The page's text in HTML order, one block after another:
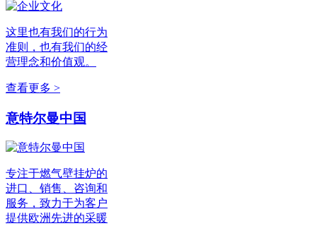
这里也有我们的行为
准则，也有我们的经
营理念和价值观。
查看更多 >
意特尔曼中国
专注于燃气壁挂炉的
进口、销售、咨询和
服务，致力于为客户
提供欧洲先进的采暖